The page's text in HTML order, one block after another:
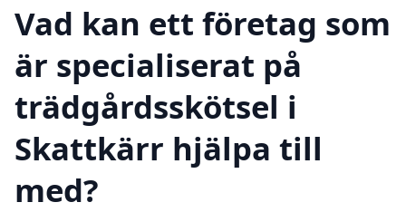
Vad kan ett företag som
är specialiserat på
trädgårdsskötsel i
Skattkärr hjälpa till
med?